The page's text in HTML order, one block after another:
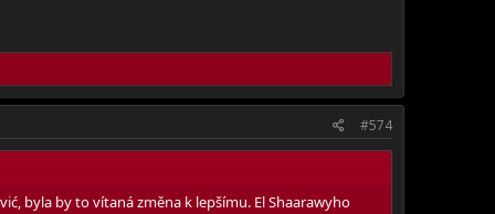
#574
byla by to vítaná změna k lepšímu. El Shaarawyho